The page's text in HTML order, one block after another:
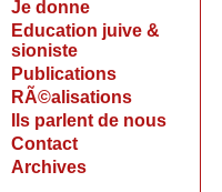
Je donne
Education juive &
sioniste
Publications
RÃ©alisations
Ils parlent de nous
Contact
Archives